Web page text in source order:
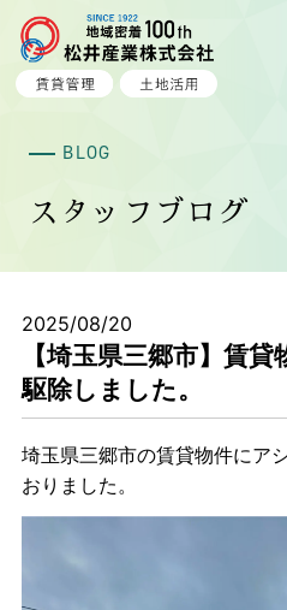
BLOG
スタッフブログ
2025/08/20
【埼玉県三郷市】賃
駆除しました。
埼玉県三郷市の賃貸物件にア
おりました。